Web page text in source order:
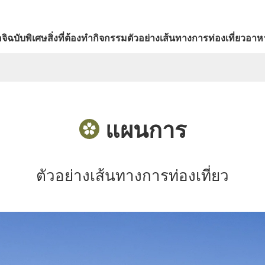
ฉบับพิเศษสิ่งที่ต้องทำกิจกรรมตัวอย่างเส้นทางการท่องเที่ยวอา
แผนการ
ตัวอย่างเส้นทางการท่องเที่ยว